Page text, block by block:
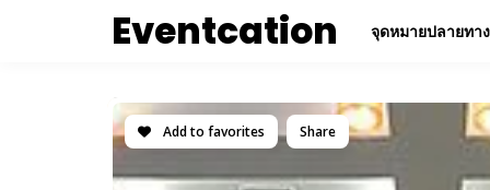
Eventcation จุดหมายปลายทาง
Add to favorites Share